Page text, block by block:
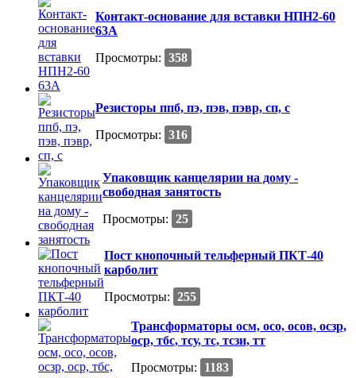
Контакт-основание для вставки НПН2-60
63А
Просмотры: 358
Резисторы ппб, пэ, пэв, пэвр, сп, с
Просмотры: 316
Упаковщик канцелярии на дому -
свободная занятость
Просмотры: 25
Пост кнопочный тельферный ПКТ-40
карболит
Просмотры: 255
Трансформаторы осм, осо, осов, осзр,
оср, тбс, тсу, тс, тсзи, тт
Просмотры:
1183